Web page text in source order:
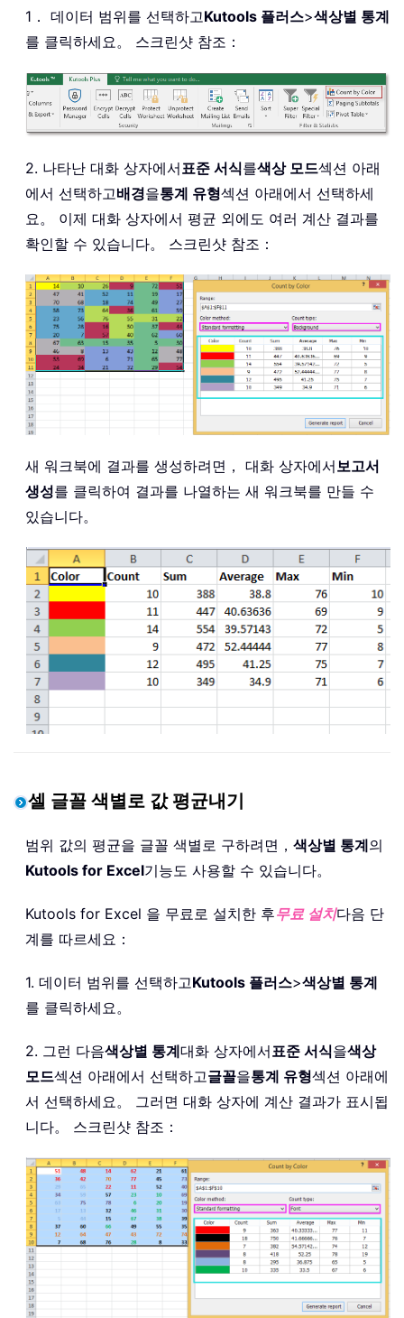
1． 데이터 범위를 선택하고Kutools 플러스>색상별 통계
를 클릭하세요。 스크린샷 참조：
2. 나타난 대화 상자에서표준 서식를색상 모드섹션 아래
에서 선택하고배경을통계 유형섹션 아래에서 선택하세
요。 이제 대화 상자에서 평균 외에도 여러 계산 결과를
확인할 수 있습니다。 스크린샷 참조：
새 워크북에 결과를 생성하려면， 대화 상자에서보고서
생성를 클릭하여 결과를 나열하는 새 워크북를 만들 수
있습니다。
셀 글꼴 색별로 값 평균내기
범위 값의 평균을 글꼴 색별로 구하려면， 색상별 통계의
Kutools for Excel기능도 사용할 수 있습니다。
Kutools for Excel 을 무료로 설치한 후무료 설치다음 단
계를 따르세요：
1. 데이터 범위를 선택하고Kutools 플러스>색상별 통계
를 클릭하세요。
2. 그런 다음색상별 통계대화 상자에서 표준 서식을색상
모드섹션 아래에서 선택하고글꼴을통계 유형섹션 아래에
서 선택하세요。 그러면 대화 상자에 계산 결과가 표시됩
니다。 스크린샷 참조：